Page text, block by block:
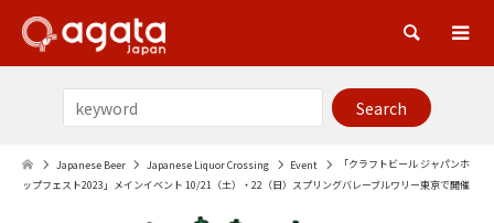
Japanese Beer Japanese Liquor Crossing Event
「クラフトビール ジャパンホ
ップフェスト2023」メインイベント 10/21（土）・22（日）スプリングバレーブルワリー東京で開催